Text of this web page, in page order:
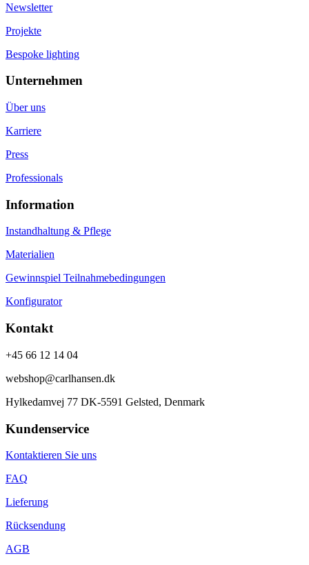
Newsletter
Projekte
Bespoke lighting
Unternehmen
Über uns
Karriere
Press
Professionals
Information
Instandhaltung & Pflege
Materialien
Gewinnspiel Teilnahmebedingungen
Konfigurator
Kontakt
+45 66 12 14 04
webshop@carlhansen.dk
Hylkedamvej 77 DK-5591 Gelsted, Denmark
Kundenservice
Kontaktieren Sie uns
FAQ
Lieferung
Rücksendung
AGB